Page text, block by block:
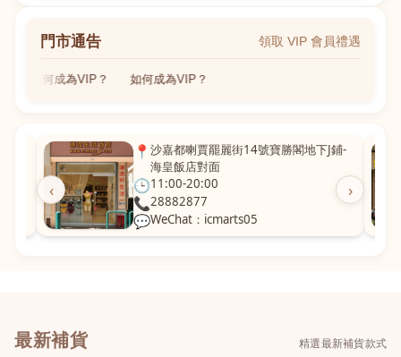
門市通告 領取 VIP 會員禮遇
如何成為VIP？ 如何成為VIP？
‹ ›
📍 沙嘉都喇賈罷麗街14號寶勝閣地下J鋪-
海皇飯店對面
🕒11:00-20:00
📞28882877
💬WeChat：icmarts05
最新補貨 精選最新補貨款式